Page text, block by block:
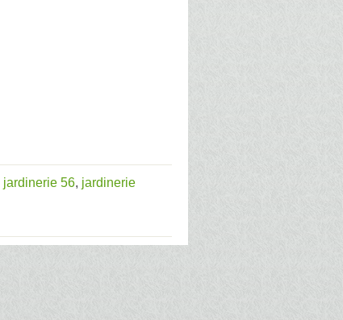
jardinerie 56, jardinerie